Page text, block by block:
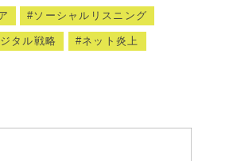
ソーシャルリスニング
タル戦略 ネット炎上